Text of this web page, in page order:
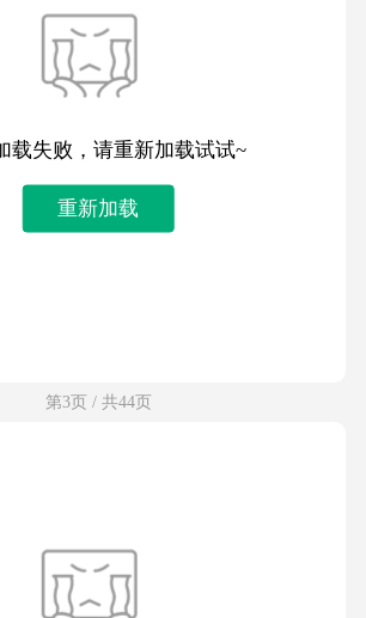
载失败，请重新加载试试~
重新加载
第3页 / 共44页